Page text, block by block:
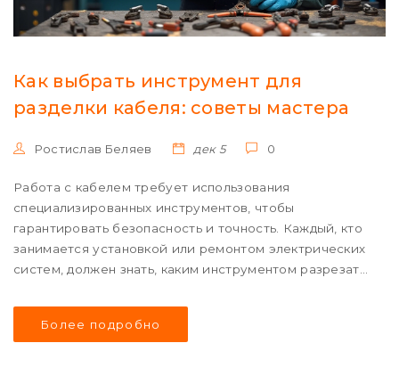
Как выбрать инструмент для
разделки кабеля: советы мастера
Ростислав Беляев дек 5 0
Работа с кабелем требует использования
специализированных инструментов, чтобы
гарантировать безопасность и точность. Каждый, кто
занимается установкой или ремонтом электрических
систем, должен знать, каким инструментом разрезать
инструменты для разделки кабеля и расскажем, как
правильно их выбирать и использовать. Понимание их
Более подробно